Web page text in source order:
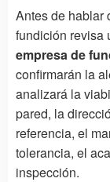
Antes de hablar
fundición revisa
empresa de
confirmarán la
analizará la
pared, la
referencia, el
tolerancia, el
inspección.